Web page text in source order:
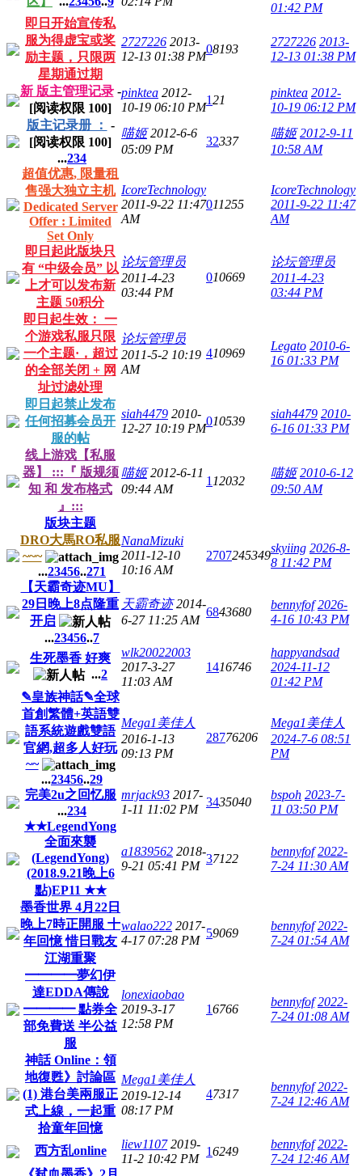
01:42 PM
即日开始宣传私
服为得虚宝或奖
励主题，只限两
星期通过期
2727226 2013-
12-13 01:38 PM
08193
2727226 2013-
12-13 01:38 PM
新 版主管理记录-
[阅读权限 100]
pinktea 2012-
10-19 06:10 PM
121
pinktea 2012-
10-19 06:12 PM
版主记录册 ： -
[阅读权限 100]
...234
喵姬 2012-6-6
05:09 PM
32337
喵姬 2012-9-11
10:58 AM
超值优惠, 限量租
售强大独立主机
Dedicated Server
Offer : Limited
Set Only
IcoreTechnology
2011-9-22 11:47
AM
011255
IcoreTechnology
2011-9-22 11:47
AM
即日起此版块只
有 “中级会员” 以
上才可以发布新
主题 50积分
论坛管理员
2011-4-23
03:44 PM
010669
论坛管理员
2011-4-23
03:44 PM
即日起生效： 一
个游戏私服只限
一个主题·，超过
的全部关闭 + 网
址过滤处理
论坛管理员
2011-5-2 10:19
AM
410969
Legato 2010-6-
16 01:33 PM
即日起禁止发布
任何招募会员开
服的帖
siah4479 2010-
12-27 10:19 PM
010539
siah4479 2010-
6-16 01:33 PM
线上游戏【私服
器】 :::『 版规须
知 和 发布格式
』:::
喵姬 2012-6-11
09:44 AM
1 12032
喵姬 2010-6-12
09:50 AM
版块主题
DRO大馬RO私服
~~~
...23456..271
NanaMizuki
2011-12-10
10:16 AM
2707245349
skyiing 2026-8-
8 11:42 PM
【天霸奇迹MU】
29日晚上8点隆重
开启
...23456..7
天霸奇迹 2014-
6-27 11:25 AM
6843680
bennyfof 2026-
4-16 10:43 PM
生死墨香 好爽
...2
wlk20022003
2017-3-27
11:03 AM
1416746
happyandsad
2024-11-12
01:42 PM
✎皇族神話✎全球
首創繁體+英語雙
語系統遊戲雙語
官網,超多人好玩
~~
...23456..29
Mega1美佳人
2016-1-13
09:13 PM
28776206
Mega1美佳人
2024-7-6 08:51
PM
完美2u之回忆服
...234
mrjack93 2017-
1-11 11:02 PM
3435040
bspoh 2023-7-
11 03:50 PM
★★LegendYong
全面來襲
(LegendYong)
(2018.9.21晚上6
點)EP11 ★★
a1839562 2018-
9-21 05:41 PM
37122
bennyfof 2022-
7-24 11:30 AM
墨香世界 4月22日
晚上7時正開服 十
年回憶 惜日戰友
江湖重聚
walao222 2017-
4-17 07:28 PM
59069
bennyfof 2022-
7-24 01:54 AM
━━━━夢幻伊
達EDDA傳說
━━━━ 點券全
部免費送 半公益
服
lonexiaobao
2019-3-17
12:58 PM
16766
bennyfof 2022-
7-24 01:08 AM
神話 Online：領
地復甦》討論區
(1) 港台美兩服正
式上線，一起重
拾童年回憶
Mega1美佳人
2019-12-14
08:17 PM
47317
bennyfof 2022-
7-24 12:46 AM
西方乱online liew1107 2019-
11-2 10:42 PM
16249
bennyfof 2022-
7-24 12:46 AM